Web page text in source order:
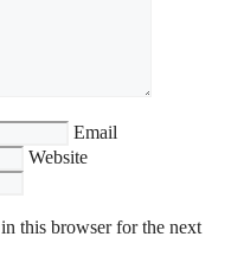
Email
Website
this browser for the next